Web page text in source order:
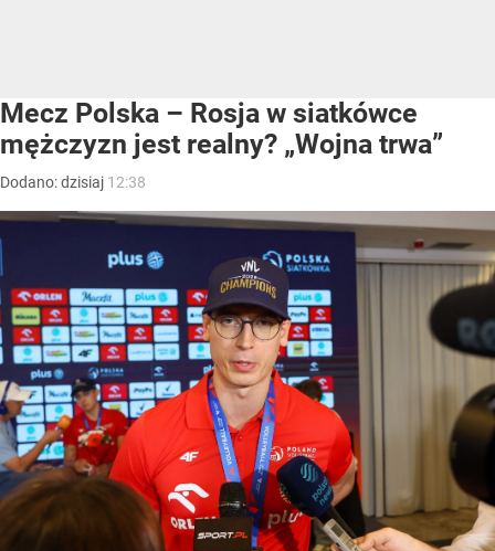
Mecz Polska – Rosja w siatkówce
mężczyzn jest realny? „Wojna trwa”
Dodano:dzisiaj 12:38